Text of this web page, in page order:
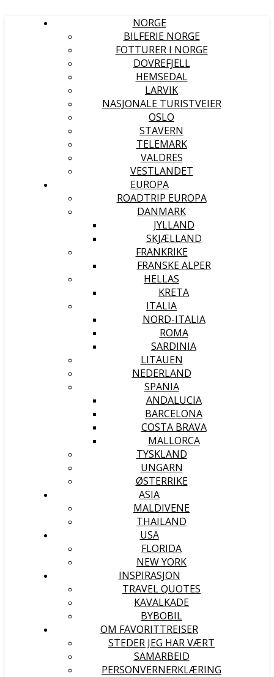
NORGE
BILFERIE NORGE
FOTTURER I NORGE
DOVREFJELL
HEMSEDAL
LARVIK
NASJONALE TURISTVEIER
OSLO
STAVERN
TELEMARK
VALDRES
VESTLANDET
EUROPA
ROADTRIP EUROPA
DANMARK
JYLLAND
SKJÆLLAND
FRANKRIKE
FRANSKE ALPER
HELLAS
KRETA
ITALIA
NORD-ITALIA
ROMA
SARDINIA
LITAUEN
NEDERLAND
SPANIA
ANDALUCIA
BARCELONA
COSTA BRAVA
MALLORCA
TYSKLAND
UNGARN
ØSTERRIKE
ASIA
MALDIVENE
THAILAND
USA
FLORIDA
NEW YORK
INSPIRASJON
TRAVEL QUOTES
KAVALKADE
BYBOBIL
OM FAVORITTREISER
STEDER JEG HAR VÆRT
SAMARBEID
PERSONVERNERKLÆRING